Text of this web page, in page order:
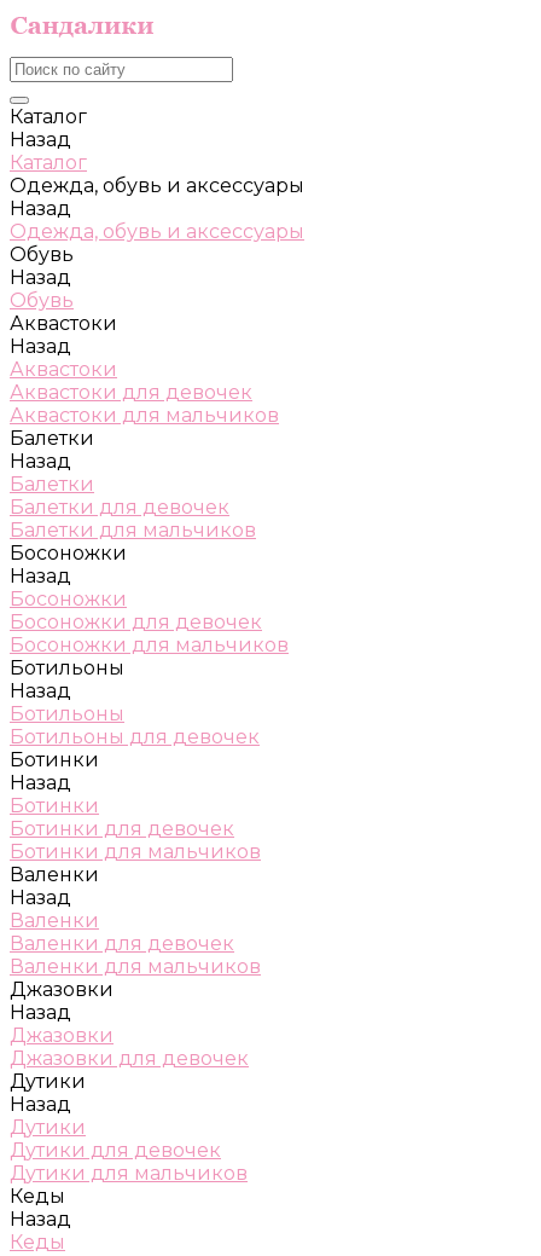
Каталог
Назад
Каталог
Одежда, обувь и аксессуары
Назад
Одежда, обувь и аксессуары
Обувь
Назад
Обувь
Аквастоки
Назад
Аквастоки
Аквастоки для девочек
Аквастоки для мальчиков
Балетки
Назад
Балетки
Балетки для девочек
Балетки для мальчиков
Босоножки
Назад
Босоножки
Босоножки для девочек
Босоножки для мальчиков
Ботильоны
Назад
Ботильоны
Ботильоны для девочек
Ботинки
Назад
Ботинки
Ботинки для девочек
Ботинки для мальчиков
Валенки
Назад
Валенки
Валенки для девочек
Валенки для мальчиков
Джазовки
Назад
Джазовки
Джазовки для девочек
Дутики
Назад
Дутики
Дутики для девочек
Дутики для мальчиков
Кеды
Назад
Кеды